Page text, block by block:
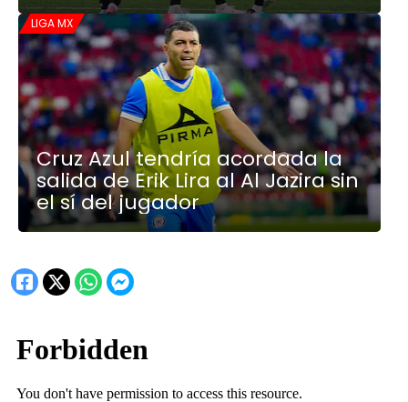
LIGA MX
Cruz Azul tendría acordada la
salida de Erik Lira al Al Jazira sin
el sí del jugador